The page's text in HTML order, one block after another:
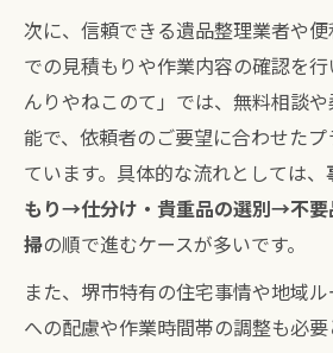
効率的な遺品整理のタイ
家族全員で協力できる進
堺市で利用できるサポー
片付けと心の整理を両立
柔軟な遺品整理対応が堺市
堺市で柔軟な遺品整理が
多様なニーズに応える遺
遺族参加型と全任せ型の
次に、信頼できる遺品整理業者や
での見積もりや作業内容の確認を
んりやねこのて」では、無料相談
能で、依頼者のご要望に合わせた
ています。具体的な流れとしては、
もり→仕分け・貴重品の選別→不
掃の順で進むケースが多いです。
また、堺市特有の住宅事情や地域
への配慮や作業時間帯の調整も必